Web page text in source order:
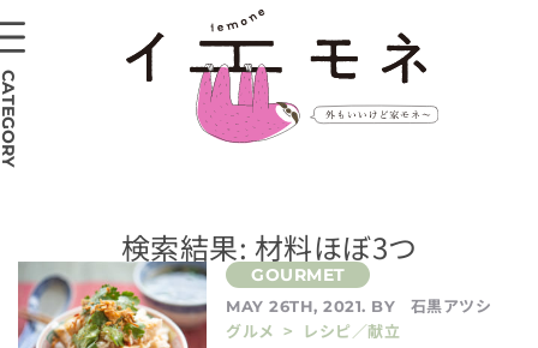
検索結果: 材料ほぼ3つ
MAY 26TH, 2021. BY
石黒アツシ
グルメ > レシピ／献立